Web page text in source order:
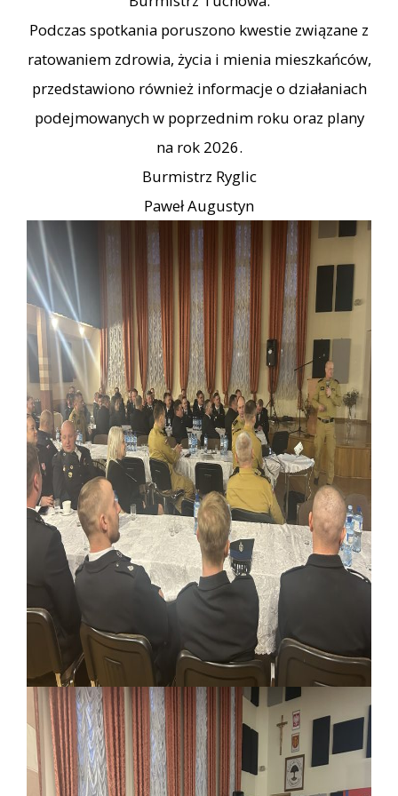
Podczas spotkania poruszono kwestie związane z
ratowaniem zdrowia, życia i mienia mieszkańców,
przedstawiono również informacje o działaniach
podejmowanych w poprzednim roku oraz plany
na rok 2026.
Burmistrz Ryglic
Paweł Augustyn